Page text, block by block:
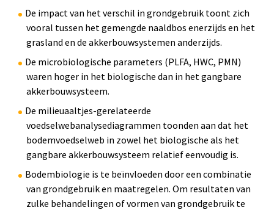
De impact van het verschil in grondgebruik toont zich
vooral tussen het gemengde naaldbos enerzijds en het
grasland en de akkerbouwsystemen anderzijds.
De microbiologische parameters (PLFA, HWC, PMN)
waren hoger in het biologische dan in het gangbare
akkerbouwsysteem.
De milieuaaltjes-gerelateerde
voedselwebanalysediagrammen toonden aan dat het
bodemvoedselweb in zowel het biologische als het
gangbare akkerbouwsysteem relatief eenvoudig is.
Bodembiologie is te beïnvloeden door een combinatie
van grondgebruik en maatregelen. Om resultaten van
zulke behandelingen of vormen van grondgebruik te